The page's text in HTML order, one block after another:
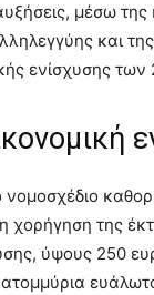
μέσω
και
ενίσχυσης
χορήγηση της
ύψους 250